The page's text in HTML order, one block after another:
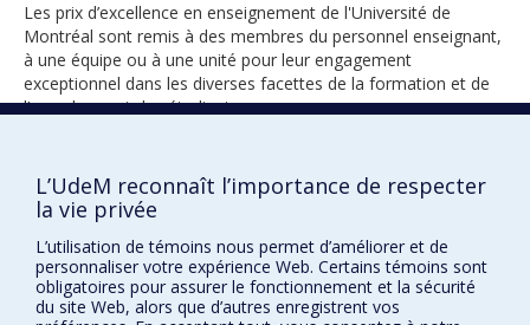
Les prix d’excellence en enseignement de l'Université de
Montréal sont remis à des membres du personnel enseignant,
à une équipe ou à une unité pour leur engagement
exceptionnel dans les diverses facettes de la formation et de
l’encadrement des étudiants.
2023
L’UdeM reconnaît l’importance de respecter
la vie privée
L’utilisation de témoins nous permet d’améliorer et de
personnaliser votre expérience Web. Certains témoins sont
obligatoires pour assurer le fonctionnement et la sécurité
du site Web, alors que d’autres enregistrent vos